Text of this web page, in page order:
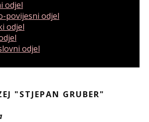
odjel
povijesni odjel
odjel
odjel
"STJEPAN GRUBER"